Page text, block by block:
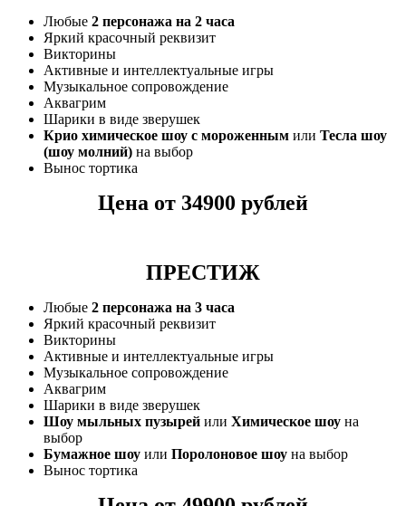
Любые 2 персонажа на 2 часа
Яркий красочный реквизит
Викторины
Активные и интеллектуальные игры
Музыкальное сопровождение
Аквагрим
Шарики в виде зверушек
Крио химическое шоу с мороженным или Тесла шоу
(шоу молний) на выбор
Вынос тортика
Цена от 34900 рублей
ПРЕСТИЖ
Любые 2 персонажа на 3 часа
Яркий красочный реквизит
Викторины
Активные и интеллектуальные игры
Музыкальное сопровождение
Аквагрим
Шарики в виде зверушек
Шоу мыльных пузырей или Химическое шоу на
выбор
Бумажное шоу или Поролоновое шоу на выбор
Вынос тортика